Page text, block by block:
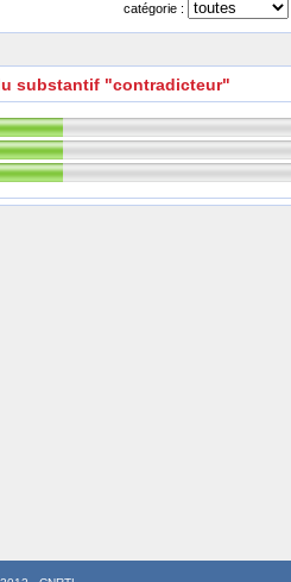
catégorie :
substantif "contradicteur"